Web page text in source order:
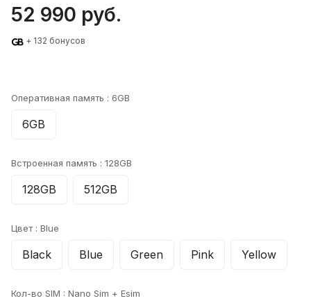
52 990 руб.
+ 132 бонусов
Оперативная память : 6GB
6GB
Встроенная память : 128GB
128GB 512GB
Цвет : Blue
Black Blue Green Pink Yellow
Кол-во SIM : Nano Sim + Esim